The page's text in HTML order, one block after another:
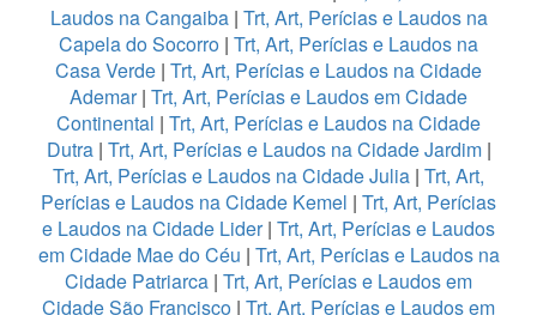
Laudos na Cangaiba| Trt, Art, Perícias e Laudos na
Capela do Socorro | Trt, Art, Perícias e Laudos na
Casa Verde | Trt, Art, Perícias e Laudos na Cidade
Ademar| Trt, Art, Perícias e Laudos em Cidade
Continental | Trt, Art, Perícias e Laudos na Cidade
Dutra | Trt, Art, Perícias e Laudos na Cidade Jardim|
Trt, Art, Perícias e Laudos na Cidade Julia | Trt, Art,
Perícias e Laudos na Cidade Kemel | Trt, Art, Perícias
e Laudos na Cidade Lider| Trt, Art, Perícias e Laudos
em Cidade Mae do Céu | Trt, Art, Perícias e Laudos na
Cidade Patriarca | Trt, Art, Perícias e Laudos em
Cidade São Francisco | Trt, Art, Perícias e Laudos em